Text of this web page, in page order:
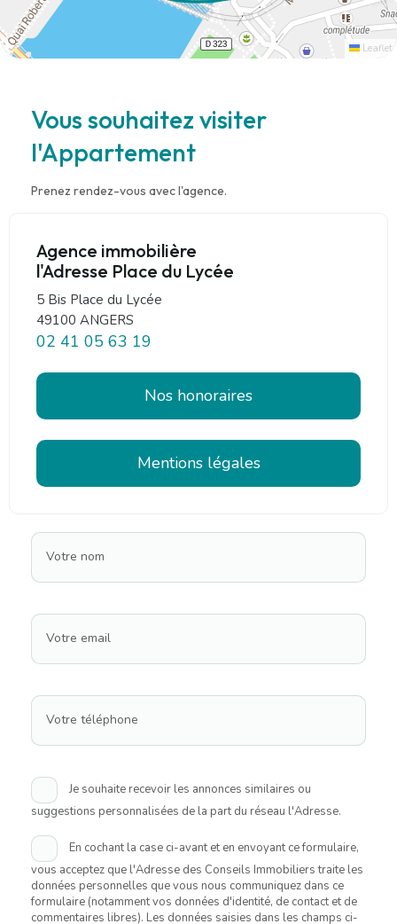
Leaflet
Vous souhaitez visiter
l'Appartement
Prenez rendez-vous avec l'agence.
Agence immobilière
l'Adresse Place du Lycée
5 Bis Place du Lycée
49100 ANGERS
02 41 05 63 19
Nos honoraires
Mentions légales
Votre nom
Votre email
Votre téléphone
Je souhaite recevoir les annonces similaires ou
suggestions personnalisées de la part du réseau l'Adresse.
En cochant la case ci-avant et en envoyant ce formulaire,
vous acceptez que l'Adresse des Conseils Immobiliers traite les
données personnelles que vous nous communiquez dans ce
formulaire (notamment vos données d'identité, de contact et de
commentaires libres). Les données saisies dans les champs ci-